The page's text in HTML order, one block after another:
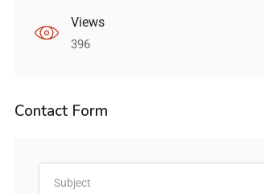
Views
396
Contact Form